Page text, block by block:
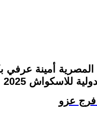
المصرية أمينة
للاسكواش 2025
فرج عزو